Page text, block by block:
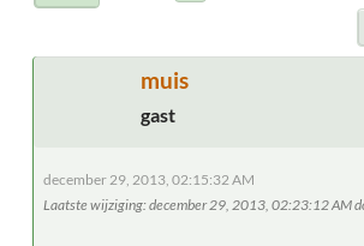
muis
gast
december 29, 2013, 02:15:32 AM
Laatste wijziging: december 29, 2013, 02:23:12 AM